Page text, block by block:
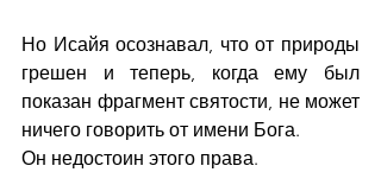
Но Исайя осознавал, что от природы
грешен и теперь, когда ему был
показан фрагмент святости, не может
ничего говорить от имени Бога.
Он недостоин этого права.